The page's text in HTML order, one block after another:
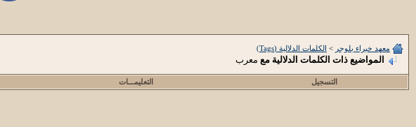
معهد خبراء بلوجر > الكلمات الدلالية (Tags)
المواضيع ذات الكلمات الدلالية مع معرب
التسجيل التعليمـــات